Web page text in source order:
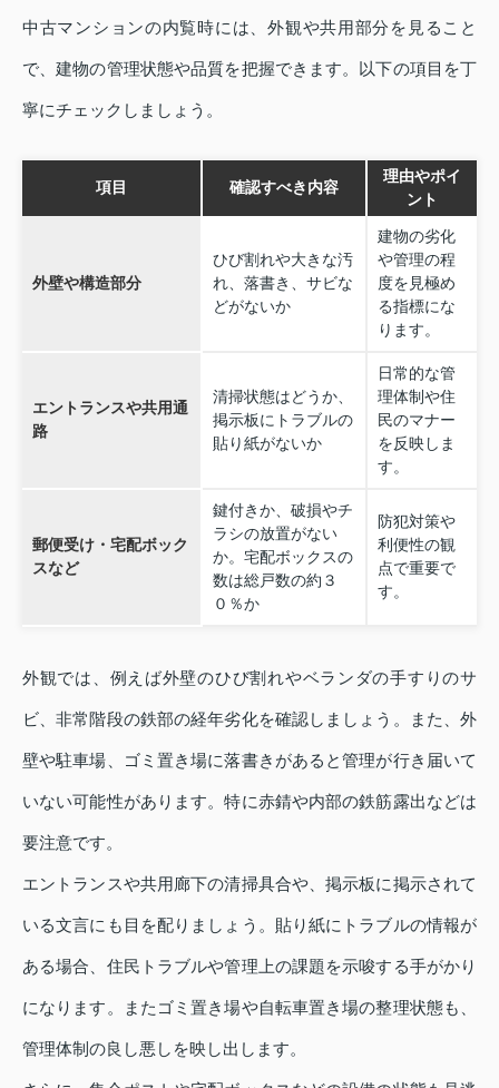
中古マンションの内覧時には、外観や共用部分を見ること
で、建物の管理状態や品質を把握できます。以下の項目を丁
寧にチェックしましょう。
項目 確認すべき内容
理由やポイ
ント
外壁や構造部分
ひび割れや大きな汚
れ、落書き、サビな
どがないか
建物の劣化
や管理の程
度を見極め
る指標にな
ります。
エントランスや共用通
路
清掃状態はどうか、
掲示板にトラブルの
貼り紙がないか
日常的な管
理体制や住
民のマナー
を反映しま
す。
郵便受け・宅配ボック
スなど
鍵付きか、破損やチ
ラシの放置がない
か。宅配ボックスの
数は総戸数の約３
０％か
防犯対策や
利便性の観
点で重要で
す。
外観では、例えば外壁のひび割れやベランダの手すりのサ
ビ、非常階段の鉄部の経年劣化を確認しましょう。また、外
壁や駐車場、ゴミ置き場に落書きがあると管理が行き届いて
いない可能性があります。特に赤錆や内部の鉄筋露出などは
要注意です。
エントランスや共用廊下の清掃具合や、掲示板に掲示されて
いる文言にも目を配りましょう。貼り紙にトラブルの情報が
ある場合、住民トラブルや管理上の課題を示唆する手がかり
になります。またゴミ置き場や自転車置き場の整理状態も、
管理体制の良し悪しを映し出します。